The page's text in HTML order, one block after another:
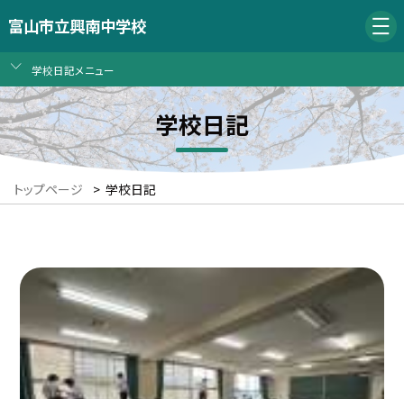
富山市立興南中学校
学校日記メニュー
学校日記
トップページ > 学校日記